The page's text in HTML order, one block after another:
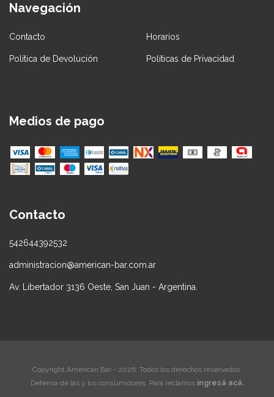
Navegación
Contacto Horarios
Política de Devolución Políticas de Privacidad
Medios de pago
Contacto
542644392532
administracion@american-bar.com.ar
Av. Libertador 3136 Oeste, San Juan - Argentina.
Copyright American Bar - 2026. Todos los derechos reservados.
Defensa de las y los consumidores. Para reclamos ingresá acá.